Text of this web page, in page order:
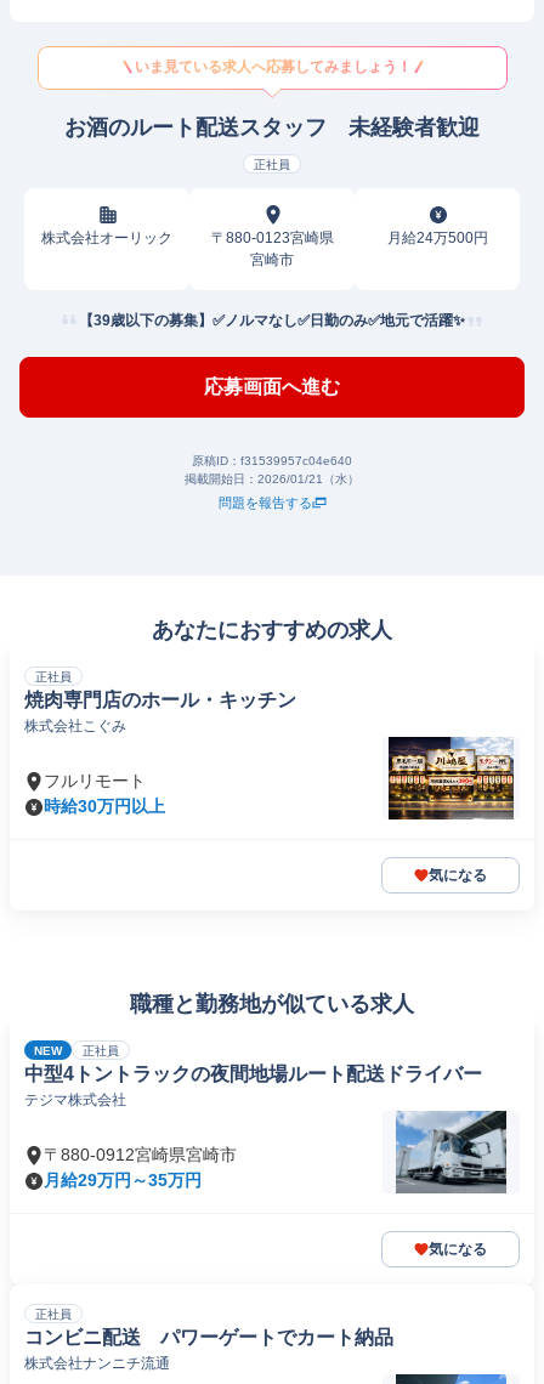
いま見ている求人へ応募してみましょう！
お酒のルート配送スタッフ 未経験者歓迎
正社員
株式会社オーリック
〒880-0123宮崎県
宮崎市
月給24万500円
【39歳以下の募集】✅ノルマなし✅日勤のみ✅地元で活躍✨
応募画面へ進む
原稿ID： f31539957c04e640
掲載開始日： 2026/01/21（水）
問題を報告する
あなたにおすすめの求人
正社員
焼肉専門店のホール・キッチン
株式会社こぐみ
フルリモート
時給30万円以上
気になる
職種と勤務地が似ている求人
NEW 正社員
中型4トントラックの夜間地場ルート配送ドライバー
テジマ株式会社
〒880-0912宮崎県宮崎市
月給29万円～35万円
気になる
正社員
コンビニ配送 パワーゲートでカート納品
株式会社ナンニチ流通